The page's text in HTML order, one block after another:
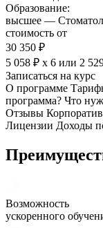
Образование:
высшее —
стоимость от
30 350 ₽
5 058 ₽ х 6 или 2
Записаться на курс
О программе
программа? Что
Отзывы
Лицензии Доходы
Возможность
ускоренного